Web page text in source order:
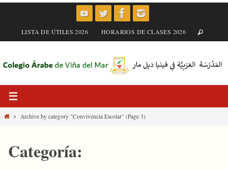
LISTA DE ÚTILES 2026 HORARIOS DE CLASES 2026
HomeArchive by category "Convivencia Escolar" (Page 3)
Categoría: